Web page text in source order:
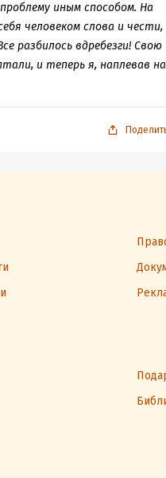
иным способом. На
человеком слова и чести,
разбилось вдребезги! Свою
и теперь я, наплевав на